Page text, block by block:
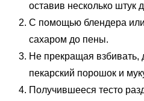
оставив несколько штук
С помощью блендера
сахаром до пены.
Не прекращая взбивать,
пекарский порошок и
Получившееся тесто